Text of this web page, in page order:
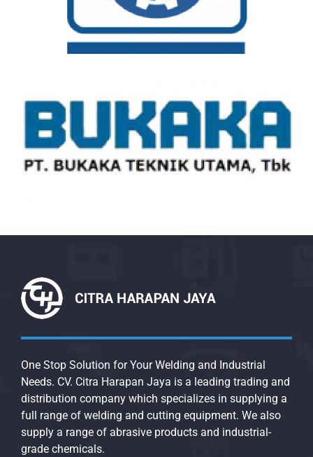
One Stop Solution for Your Welding and Industrial
Needs. CV. Citra Harapan Jaya is a leading trading and
distribution company which specializes in supplying a
full range of welding and cutting equipment. We also
supply a range of abrasive products and industrial-
grade chemicals.